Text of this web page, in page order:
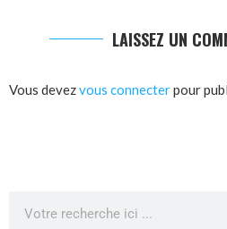
LAISSEZ UN
Vous devezvous connecterpour